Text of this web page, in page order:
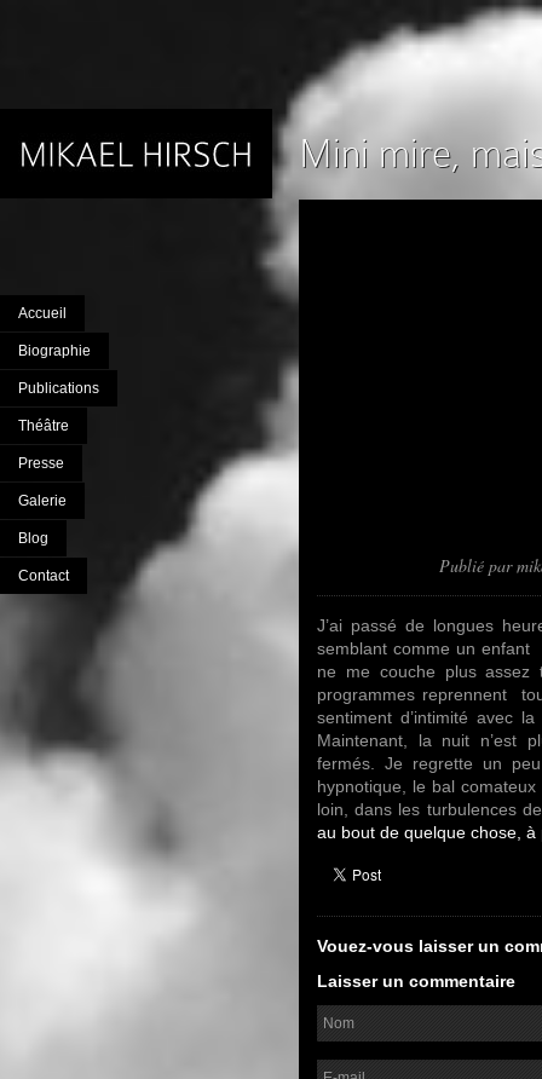
Accueil
Biographie
Publications
Théâtre
Presse
Galerie
Blog
Contact
Mini mire,
Publié par
J’ai passé de longues
semblant comme un enfant
ne me couche plus
programmes reprennent
sentiment d’intimité avec
Maintenant, la nuit n’est
fermés. Je regrette un
hypnotique, le bal
loin, dans les turbulences
au bout de quelque chose, à
Vouez-vous laisser un
Laisser un commentaire